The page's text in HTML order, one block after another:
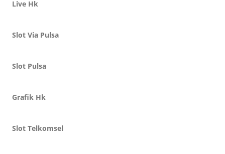
Live Hk
Slot Via Pulsa
Slot Pulsa
Grafik Hk
Slot Telkomsel